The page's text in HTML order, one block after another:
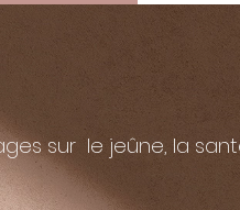
sur le jeûne, la